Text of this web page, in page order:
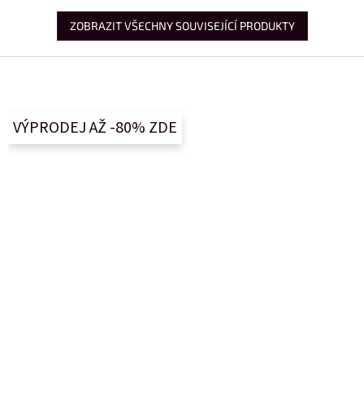
ZOBRAZIT VŠECHNY SOUVISEJÍCÍ PRODUKTY
VÝPRODEJ AŽ -80% ZDE